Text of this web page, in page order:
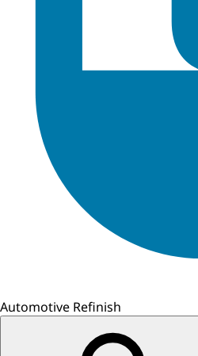
Automotive Refinish